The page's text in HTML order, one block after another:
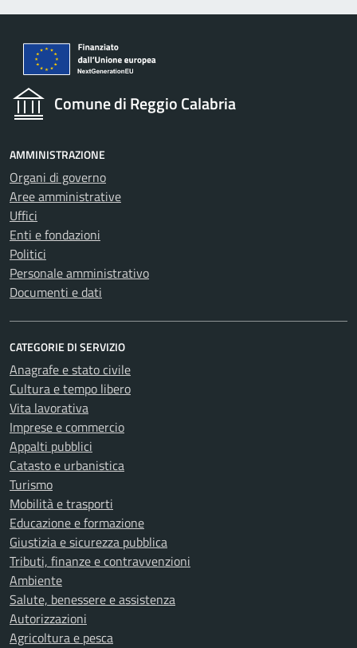
Comune di Reggio Calabria
AMMINISTRAZIONE
Organi di governo
Aree amministrative
Uffici
Enti e fondazioni
Politici
Personale amministrativo
Documenti e dati
CATEGORIE DI SERVIZIO
Anagrafe e stato civile
Cultura e tempo libero
Vita lavorativa
Imprese e commercio
Appalti pubblici
Catasto e urbanistica
Turismo
Mobilità e trasporti
Educazione e formazione
Giustizia e sicurezza pubblica
Tributi, finanze e contravvenzioni
Ambiente
Salute, benessere e assistenza
Autorizzazioni
Agricoltura e pesca